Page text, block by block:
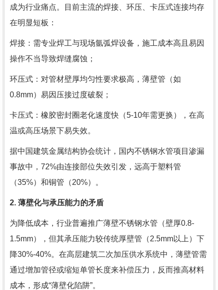
成为行业痛点。目前主流的焊接、环压、卡压式连接均存
在明显短板：
焊接：需专业焊工与现场氩弧焊设备，施工成本高且易因
操作不当导致焊缝腐蚀；
环压式：对管材壁厚均匀性要求极高，薄壁管（如
0.8mm）易因压接过度破裂；
卡压式：橡胶密封圈老化速度快（5-10年需更换），在高
温或高压场景下易失效。
据中国建筑金属结构协会统计，国内不锈钢水管项目渗漏
事故中，72%由连接部位失效引发，远高于塑料管
（35%）和铜管（20%）。
2. 薄壁化与承压能力的矛盾
为降低成本，行业普遍推广薄壁不锈钢水管（壁厚0.8-
1.5mm），但其承压能力较传统厚壁管（2.5mm以上）下
降30%-40%。在高层建筑二次加压供水系统中，薄壁管需
通过增加管径或缩短单管长度来补偿压力，反而推高材料
成本，形成“薄壁化陷阱”。